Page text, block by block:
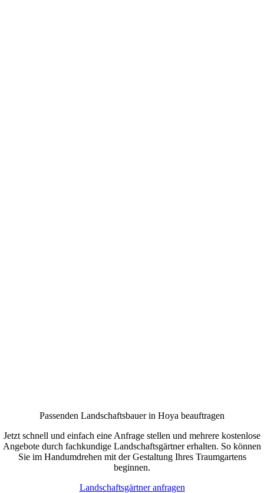
Passenden Landschaftsbauer in Hoya beauftragen
Jetzt schnell und einfach eine Anfrage stellen und mehrere kostenlose
Angebote durch fachkundige Landschaftsgärtner erhalten. So können
Sie im Handumdrehen mit der Gestaltung Ihres Traumgartens
beginnen.
Landschaftsgärtner anfragen